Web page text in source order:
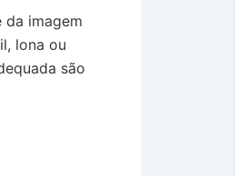
da imagem
lona ou
são